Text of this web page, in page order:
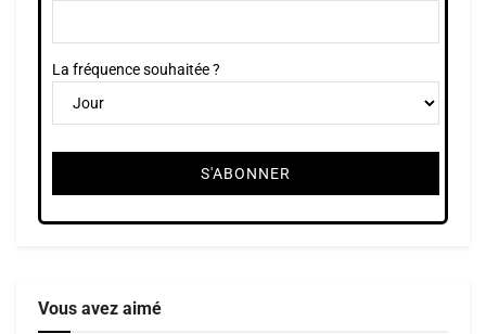
La fréquence souhaitée ?
Vous avez aimé